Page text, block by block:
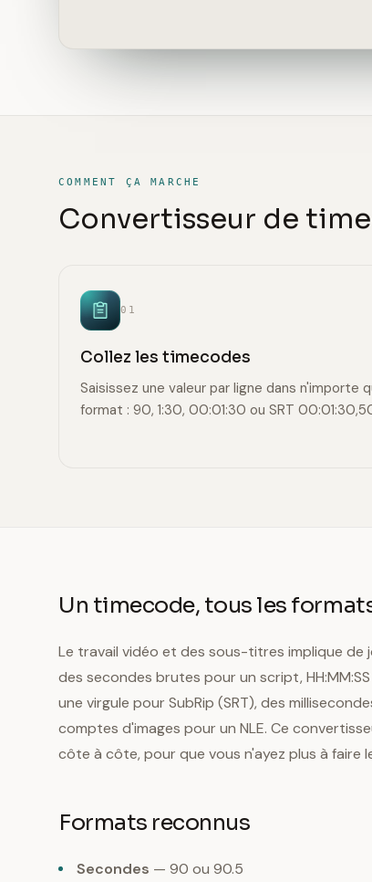
COMMENT ÇA MARCHE
Convertisseur de
01
Collez les timecodes
Saisissez une valeur par ligne dans n'importe
format : 90, 1:30, 00:01:30 ou SRT
Un timecode, tous les
Le travail vidéo et des sous-titres implique de
des secondes brutes pour un script,
une virgule pour SubRip (SRT), des
comptes d'images pour un NLE. Ce
côte à côte, pour que vous n'ayez plus à faire
Formats reconnus
Secondes — 90 ou 90.5